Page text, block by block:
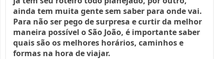
ainda tem muita gente sem saber para onde vai.
Para não ser pego de surpresa e curtir da melhor
maneira possível o São João, é importante saber
quais são os melhores horários, caminhos e
formas na hora de viajar.